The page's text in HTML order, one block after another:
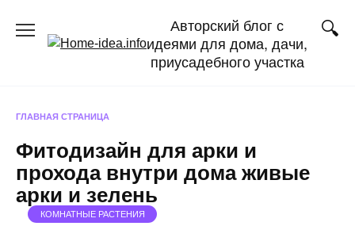
содержанию
Авторский блог с
идеями для дома, дачи,
приусадебного участка
ГЛАВНАЯ СТРАНИЦА
Фитодизайн для арки и
прохода внутри дома живые
арки и зелень
КОМНАТНЫЕ РАСТЕНИЯ